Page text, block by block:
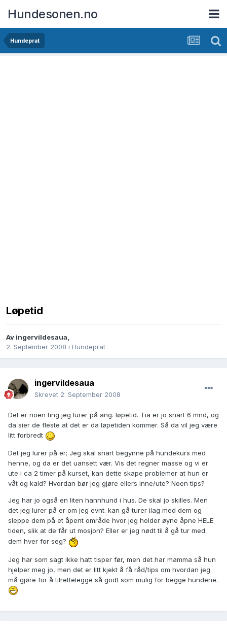
Hundesonen.no
Hundeprat
Løpetid
Av ingervildesaua,
2. September 2008 i Hundeprat
ingervildesaua
Skrevet 2. September 2008
Det er noen ting jeg lurer på ang. løpetid. Tia er jo snart 6 mnd, og
da sier de fleste at det er da løpetiden kommer. Så da vil jeg være
litt forbredt
Det jeg lurer på er; Jeg skal snart begynne på hundekurs med
henne, og da er det uansett vær. Vis det regner masse og vi er
ute i ca 2 timer på kurset, kan dette skape problemer at hun er
våt og kald? Hvordan bør jeg gjøre ellers inne/ute? Noen tips?
Jeg har jo også en liten hannhund i hus. De skal jo skilles. Men
det jeg lurer på er om jeg evnt. kan gå turer ilag med dem og
sleppe dem på et åpent område hvor jeg holder øyne åpne HELE
tiden, slik at de får ut mosjon? Eller er jeg nødt til å gå tur med
dem hver for seg?
Jeg har som sagt ikke hatt tisper før, men det har mamma så hun
hjelper meg jo, men det er litt kjekt å få råd/tips om hvordan jeg
må gjøre for å tilrettelegge så godt som mulig for begge hundene.